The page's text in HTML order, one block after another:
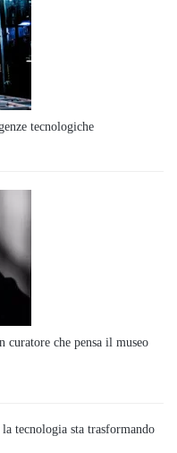
tecnologiche
che pensa il museo
tecnologia sta trasformando